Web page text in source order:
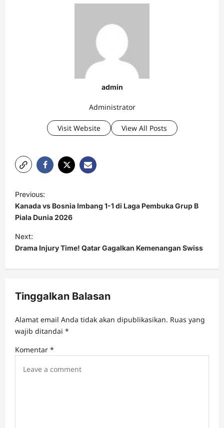
admin
Administrator
Visit Website View All Posts
P
o
s
t
n
a
i
a
i
Previous:
Kanada vs Bosnia Imbang 1-1 di Laga Pembuka Grup B
Piala Dunia 2026
Next:
Drama Injury Time! Qatar Gagalkan Kemenangan Swiss
Tinggalkan Balasan
Alamat email Anda tidak akan dipublikasikan. Ruas yang
wajib ditandai *
Komentar *